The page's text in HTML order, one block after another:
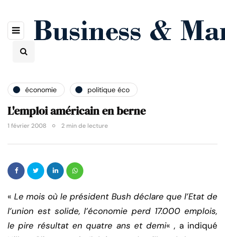
économie politique éco
L'emploi américain en berne
1 février 2008 2 min de lecture
« Le mois où le président Bush déclare que l’Etat de
l’union est solide, l’économie perd 17.000 emplois,
le pire résultat en quatre ans et demi« , a indiqué